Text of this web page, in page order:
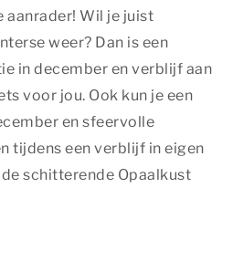
aanrader! Wil je juist
weer? Dan is een
in december en verblijf aan
voor jou. Ook kun je een
en sfeervolle
tijdens een verblijf in eigen
schitterende Opaalkust